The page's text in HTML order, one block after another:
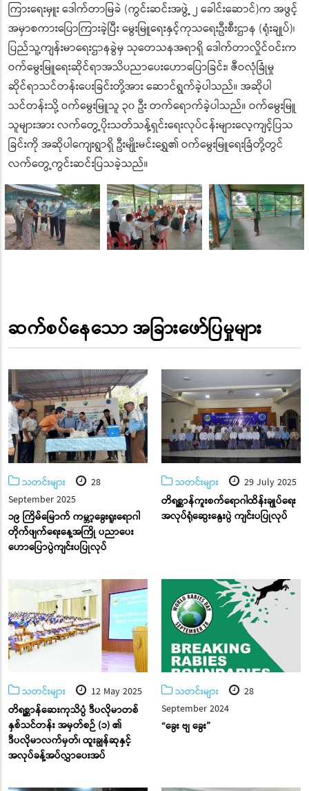
ကြားရေးမှူး ဒေါက်တာမြခဲ (ကွင်းဆင်းအဖွဲ့ ၂ ခေါင်းဆောင်)က အဖွင့်
အမှာစကားပြောကြားခဲ့ပြီး မွေးမြူရေးနှင့်ကုသရေးဦးစီးဌာန (ရုံးချုပ်)၊
ပြည်သူ့ကျန်းမာရေးဌာနခွဲမှ သုတေသနအရာရှိ ဒေါက်တာလှိုင်ဝင်းက
ဝက်မွေးမြူရေးဆိုင်ရာအသိပညာပေးဟောပြောခြင်း၊ ဇီဝလုံခြုံမှု
ဆိုင်ရာသင်တန်းပေးခြင်းတို့အား ဆောင်ရွက်ခဲ့ပါသည်။ အဆိုပါ
သင်တန်းသို့ ဝက်မွေးမြူသူ ၃၀ ဦး တက်ရောက်ခဲ့ပါသည်။ ဝက်မွေးမြူ
သူများအား လက်တွေ့ပိုးသတ်သန့်ရှင်းရေးလုပ်ငန်းများလေ့ကျင့်ပြသ
ခြင်းကို အဆိုပါကျေးရွာရှိ ဦးမျိုးမင်းရွှေ၏ ဝက်မွေးမြူရေးခြံတို့တွင်
လက်တွေ့ကွင်းဆင်းပြသခဲ့သည်။
ဆက်စပ်နေသော အခြားဖော်ပြမှုများ
သတင်းများ
28
September 2025
၁၉ ကြိမ်မြောက် ကမ္ဘာ့ခွေးရူးရောဂါ
တိုက်ဖျက်ရေးနေ့အကြို ပညာပေး
ဟောပြောပွဲကျင်းပပြုလုပ်
သတင်းများ
29 July 2025
တိရစ္ဆာန်ကူးစက်ရောဂါထိန်းချုပ်ရေး
အလုပ်ရုံဆွေးနွေးပွဲ ကျင်းပပြုလုပ်
သတင်းများ
12 May 2025
တိရစ္ဆာန်ဆေးကုသိပ္ပံ ဒီပလိုမာတစ်
နှစ်သင်တန်း အမှတ်စဉ် (၁) ၏
ဒီပလိုမာလက်မှတ်၊ ထူးချွန်ဆုနှင့်
အလုပ်ခန့်အပ်လွှာပေးအပ်
သတင်းများ
28
September 2024
“ခွေး ဗျ ခွေး”